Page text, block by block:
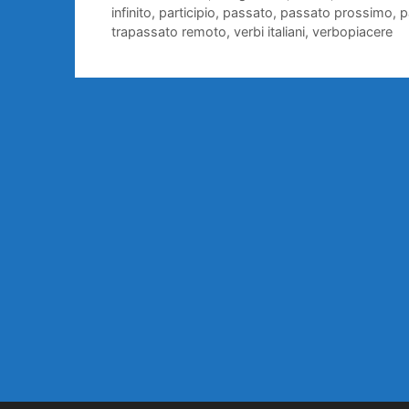
infinito, participio, passato, passato prossimo,
trapassato remoto, verbi italiani, verbopiacere